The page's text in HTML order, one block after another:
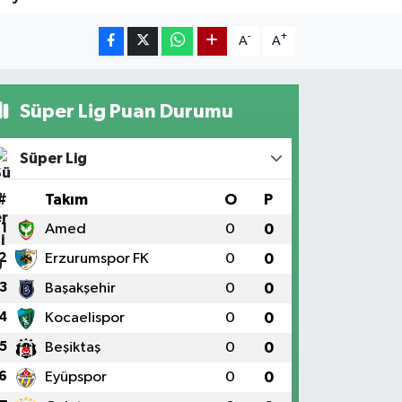
A- A+
Süper Lig Puan Durumu
Süper Lig
Takım O P
1 Amed 0 0
Erzurumspor FK 0 0
3 Başakşehir 0 0
Kocaelispor 0 0
5 Beşiktaş 0 0
Eyüpspor 0 0